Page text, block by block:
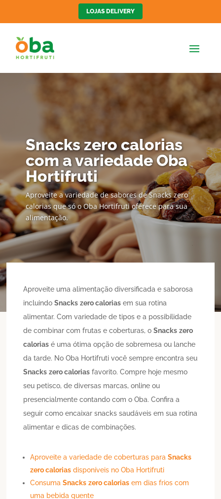
LOJAS DELIVERY
Snacks zero calorias
com a variedade Oba
Hortifruti
Aproveite a variedade de sabores de Snacks zero
calorias que só o Oba Hortifruti oferece para sua
alimentação.
Aproveite uma alimentação diversificada e saborosa
incluindoSnacks zero calorias em sua rotina
alimentar. Com variedade de tipos e a possibilidade
de combinar com frutas e coberturas, oSnacks zero
calorias é uma ótima opção de sobremesa ou lanche
da tarde. No Oba Hortifruti você sempre encontra seu
Snacks zero calorias favorito. Compre hoje mesmo
seu petisco, de diversas marcas, online ou
presencialmente contando com o Oba. Confira a
seguir como encaixar snacks saudáveis em sua rotina
alimentar e dicas de combinações.
Aproveite a variedade de coberturas paraSnacks
zero calorias disponíveis no Oba Hortifruti
ConsumaSnacks zero calorias em dias frios com
uma bebida quente